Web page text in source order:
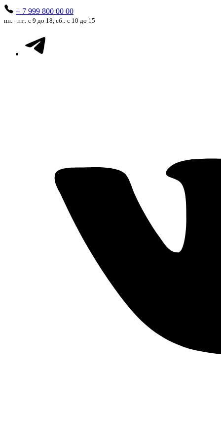
+ 7 999 800 00 00
пн. - пт.: с 9 до 18, сб.: с 10 до 15